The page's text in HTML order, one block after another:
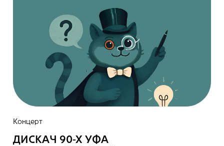
Концерт
ДИСКАЧ 90-Х УФА